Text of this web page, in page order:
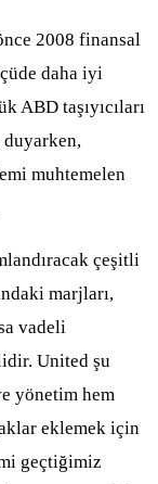
2008 finansal
daha iyi
ABD taşıyıcıları
duyarken,
muhtemelen
çeşitli
marjları,
vadeli
United şu
yönetim hem
eklemek için
geçtiğimiz